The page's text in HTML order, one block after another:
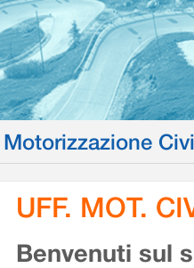
UFF. MOT.
Benvenuti sul